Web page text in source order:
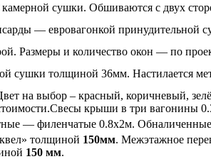
камерной сушки. Обшиваются с двух
— евровагонкой
Размеры и количество окон — по
сушки толщиной 36мм. Настилается
на выбор – красный, коричневый,
крыши в три вагонины
— филенчатые 0.8х2м.
толщиной 150мм. Межэтажное
150 мм.